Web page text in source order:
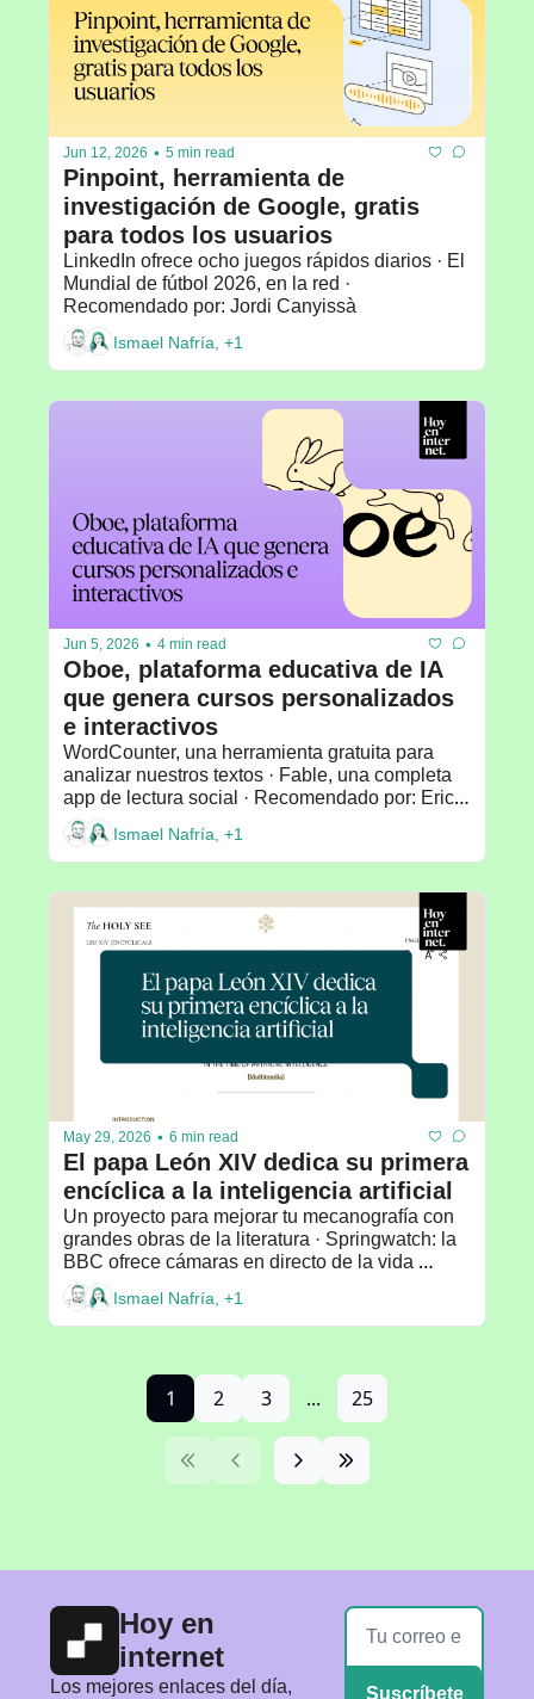
Jun 12, 2026 • 5 min read
Pinpoint, herramienta de
investigación de Google, gratis
para todos los usuarios
LinkedIn ofrece ocho juegos rápidos diarios · El
Mundial de fútbol 2026, en la red ·
Recomendado por: Jordi Canyissà
Ismael Nafría, +1
Jun 5, 2026 • 4 min read
Oboe, plataforma educativa de IA
que genera cursos personalizados
e interactivos
WordCounter, una herramienta gratuita para
analizar nuestros textos · Fable, una completa
app de lectura social · Recomendado por: Eric
Hauck
Ismael Nafría, +1
May 29, 2026 • 6 min read
El papa León XIV dedica su primera
encíclica a la inteligencia artificial
Un proyecto para mejorar tu mecanografía con
grandes obras de la literatura · Springwatch: la
BBC ofrece cámaras en directo de la vida
salvaje · Recomendado por: Miguel Carvajal
Ismael Nafría, +1
1 2 3 ... 25
Hoy en
internet
Los mejores enlaces del día, Suscríbete